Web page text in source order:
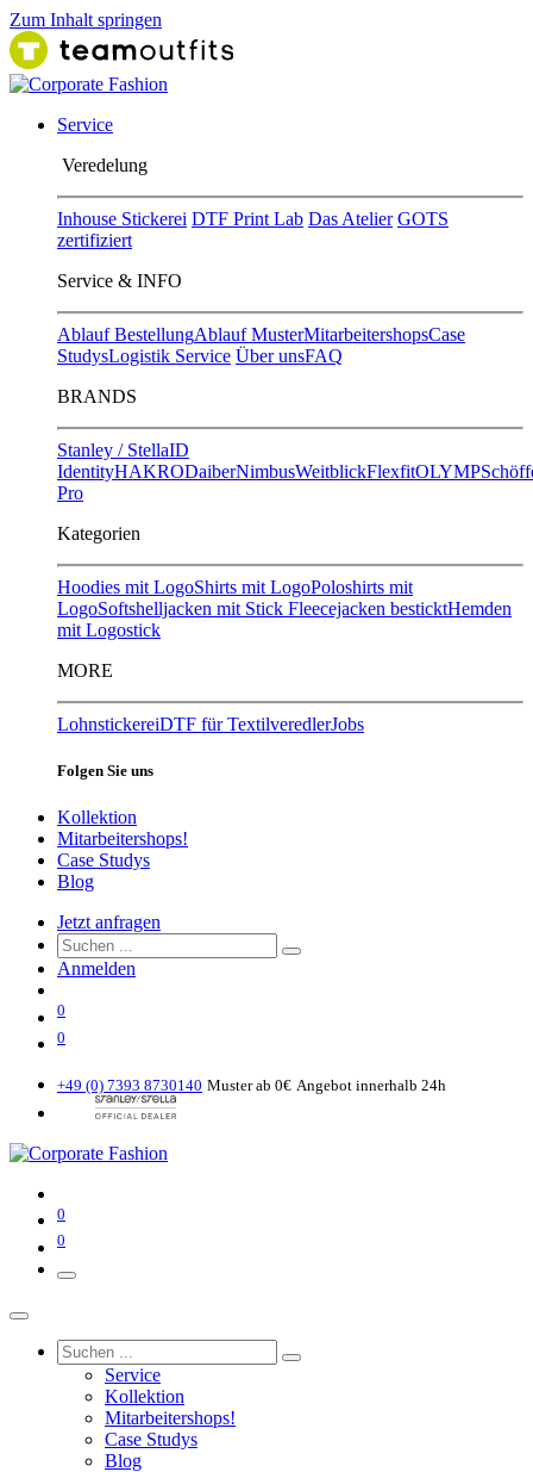
Zum Inhalt springen
Service
Ver​edelung
Inhouse Stickerei DTF Print Lab Das Atelier GOTS
zertifiziert
Service & INFO
Ablauf BestellungAblauf MusterMitarbeitershopsCase
StudysLogistik Service Über unsFAQ
BRANDS
Stanley / StellaID
IdentityHAKRODaiberNimbusWeitblickFlexfitOLYMP
Pro
Kategorien
Hoodies mit LogoShirts mit LogoPoloshirts mit
LogoSoftshelljacken mit Stick Fleecejacken besticktHemden
mit Logostick
MORE
LohnstickereiDTF für TextilveredlerJobs
Folgen Sie uns
Kollektion
Mitarbeitershops!
Case Studys
Blog
Jetzt anfragen
Anmelden
0
0
+49 (0) 7393 8730140 Muster ab 0€ Angebot innerhalb 24h
0
0
Service
Kollektion
Mitarbeitershops!
Case Studys
Blog